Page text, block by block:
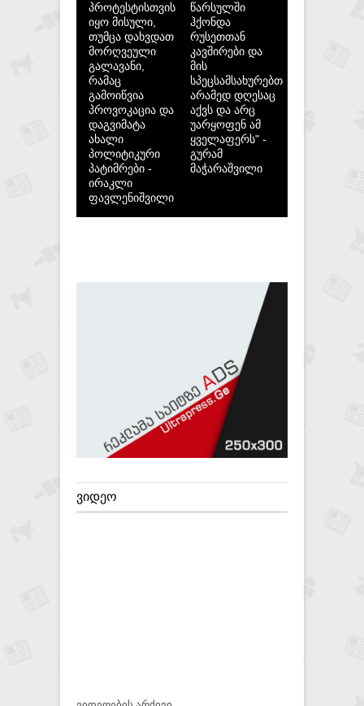
პროტესტისთვის
იყო მისული,
თუმცა დახვდათ
მორღვეული
გალავანი,
რამაც
გამოიწვია
პროვოკაცია და
დაგვიმატა
ახალი
პოლიტიკური
პატიმრები -
ირაკლი
ფავლენიშვილი
წარსულში
ჰქონდა
რუსეთთან
კავშირები და
მის
სპეცსამსახურებთან,
არამედ დღესაც
აქვს და არც
უარყოფენ ამ
ყველაფერს" -
გურამ
მაჭარაშვილი
ᲕᲘᲓᲔᲝ